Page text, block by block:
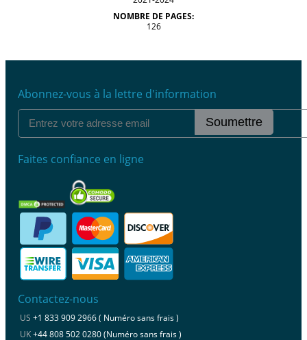
NOMBRE DE PAGES:
126
Abonnez-vous à la lettre d'information
Soumettre
Faites confiance en ligne
Contactez-nous
US +1 833 909 2966 ( Numéro sans frais )
UK+44 808 502 0280 (Numéro sans frais )